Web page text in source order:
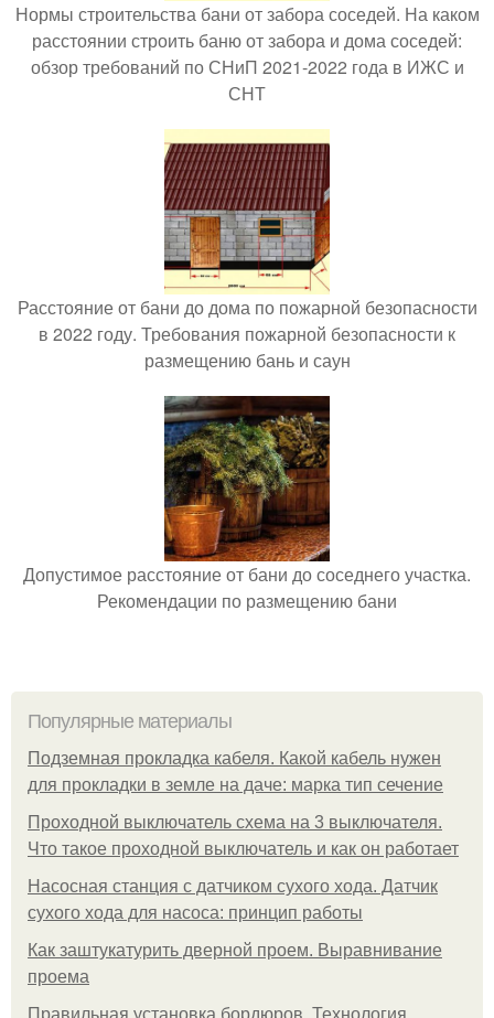
Нормы строительства бани от забора соседей. На каком
расстоянии строить баню от забора и дома соседей:
обзор требований по СНиП 2021-2022 года в ИЖС и
СНТ
Расстояние от бани до дома по пожарной безопасности
в 2022 году. Требования пожарной безопасности к
размещению бань и саун
Допустимое расстояние от бани до соседнего участка.
Рекомендации по размещению бани
Популярные материалы
Подземная прокладка кабеля. Какой кабель нужен
для прокладки в земле на даче: марка тип сечение
Проходной выключатель схема на 3 выключателя.
Что такое проходной выключатель и как он работает
Насосная станция с датчиком сухого хода. Датчик
сухого хода для насоса: принцип работы
Как заштукатурить дверной проем. Выравнивание
проема